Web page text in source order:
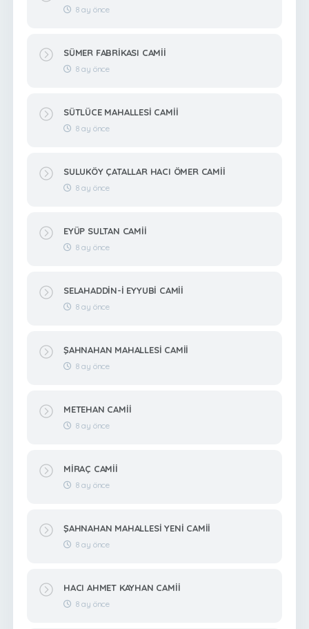
8 ay önce
SÜMER FABRİKASI CAMİİ
8 ay önce
SÜTLÜCE MAHALLESİ CAMİİ
8 ay önce
SULUKÖY ÇATALLAR HACI ÖMER CAMİİ
8 ay önce
EYÜP SULTAN CAMİİ
8 ay önce
SELAHADDİN-İ EYYUBİ CAMİİ
8 ay önce
ŞAHNAHAN MAHALLESİ CAMİİ
8 ay önce
METEHAN CAMİİ
8 ay önce
MİRAÇ CAMİİ
8 ay önce
ŞAHNAHAN MAHALLESİ YENİ CAMİİ
8 ay önce
HACI AHMET KAYHAN CAMİİ
8 ay önce